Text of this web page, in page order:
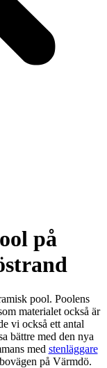
på
pool. Poolens
materialet också är
vi också ett antal
bättre med den nya
med stenläggare
på Värmdö.